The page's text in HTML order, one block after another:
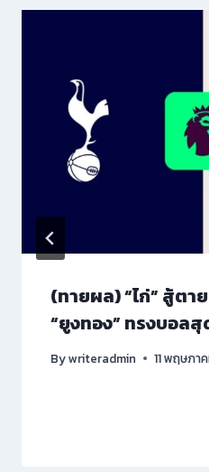
(ทายผล) “ไก่” สู้ต
“ยูงทอง” ทรงบอลสุ
Bywriteradmin 11 พฤษภา